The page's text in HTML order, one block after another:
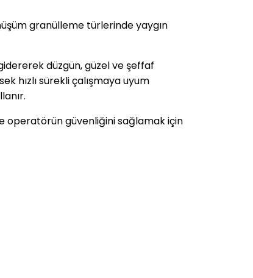
granülleme türlerinde yaygın
düzgün, güzel ve şeffaf
hızlı sürekli çalışmaya uyum
operatörün güvenliğini sağlamak için